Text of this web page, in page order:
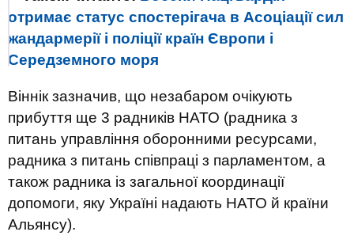
отримає статус спостерігача в Асоціації сил
жандармерії і поліції країн Європи і
Середземного моря
Віннік зазначив, що незабаром очікують
прибуття ще 3 радників НАТО (радника з
питань управління оборонними ресурсами,
радника з питань співпраці з парламентом, а
також радника із загальної координації
допомоги, яку Україні надають НАТО й країни
Альянсу).